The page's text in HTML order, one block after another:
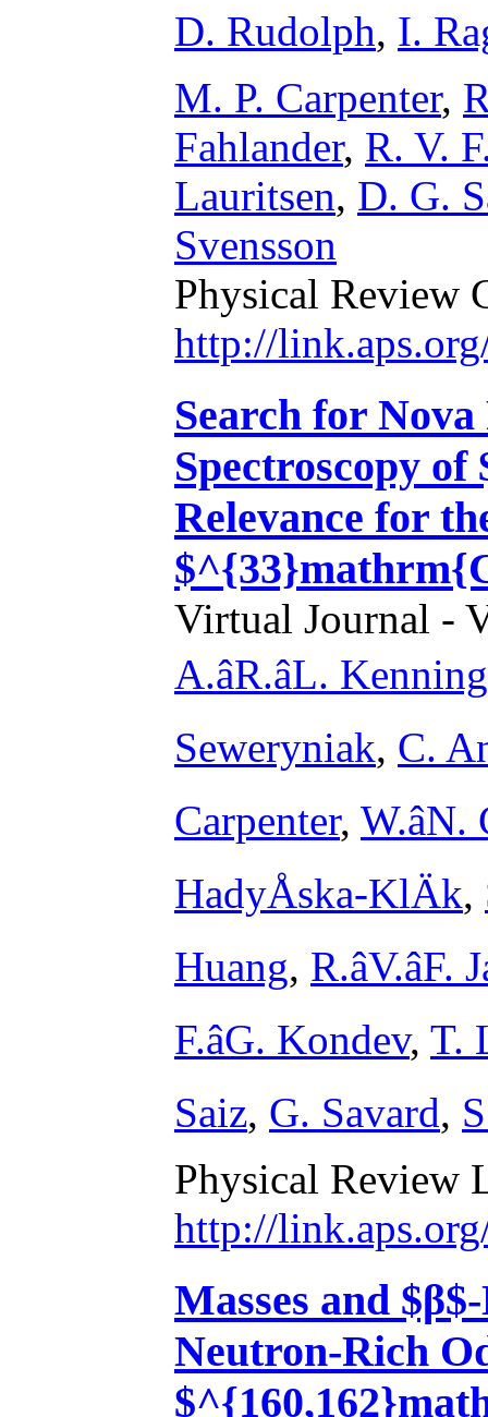
D. Rudolph, I.
M. P. Carpenter,
Fahlander, R. V.
Lauritsen, D. G.
Svensson
Physical Review
http://
Search for
Spectroscopy
Relevance for
Virtual Journal -
A.âR.âL.
Seweryniak, C.
Carpenter,
HadyÅska-KlÄk,
Huang,
F.âG. Kondev, T.
Saiz, G. Savard,
Physical Review
http://
Masses and
Neutron-Rich